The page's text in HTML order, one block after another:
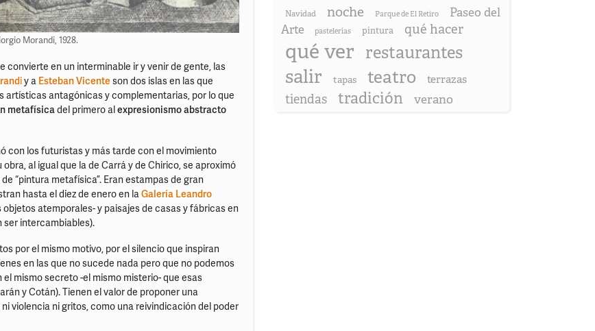
Morandi, 1928.
convierte en un interminable ir y venir de gente, las
iy a Esteban Vicente son dos islas en las que
antagónicas y complementarias, por lo que
metafísicadel primero alexpresionismo abstracto
con los futuristas y más tarde con el movimiento
al igual que la de Carrá y de Chirico, se aproximó
“pintura metafísica”. Eran estampas de gran
hasta el diez de enero en la Galería Leandro
objetos atemporales- y paisajes de casas y fábricas en
ser intercambiables).
por el mismo motivo, por el silencio que inspiran
en las que no sucede nada pero que no podemos
mismo secreto -el mismo misterio- que esas
y Cotán). Tienen el valor de proponer una
violencia ni gritos, como una reivindicación del poder
Navidad noche Parque de El Retiro
Paseo del
Arte
pastelerías pintura qué hacer
qué ver restaurantes
salir tapas teatro terrazas
tiendas tradición verano